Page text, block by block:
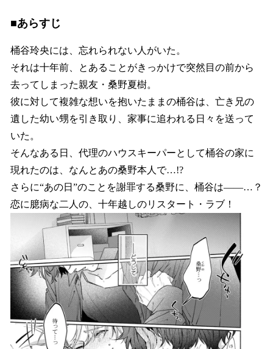
■あらすじ
桶谷玲央には、忘れられない人がいた。
それは十年前、とあることがきっかけで突然目の前から
去ってしまった親友・桑野夏樹。
彼に対して複雑な想いを抱いたままの桶谷は、亡き兄の
遺した幼い甥を引き取り、家事に追われる日々を送って
いた。
そんなある日、代理のハウスキーパーとして桶谷の家に
現れたのは、なんとあの桑野本人で…!?
さらに“あの日”のことを謝罪する桑野に、桶谷は――…？
恋に臆病な二人の、十年越しのリスタート・ラブ！